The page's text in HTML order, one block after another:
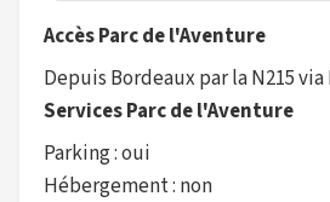
Accès Parc de l'Aventure
Depuis Bordeaux par la N215
Services Parc de l'Aventure
Parking : oui
Hébergement : non